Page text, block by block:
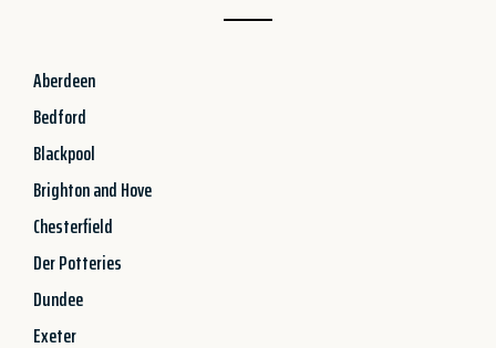
Aberdeen
Bedford
Blackpool
Brighton and Hove
Chesterfield
Der Potteries
Dundee
Exeter